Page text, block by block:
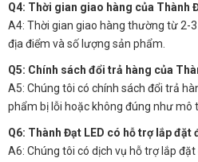
Q4: Thời gian giao hàng của Thành
A4: Thời gian giao hàng thường từ 2-
địa điểm và số lượng sản phẩm.
Q5: Chính sách đổi trả hàng của
A5: Chúng tôi có chính sách đổi trả
phẩm bị lỗi hoặc không đúng như mô
Q6: Thành Đạt LED có hỗ trợ lắp đặt
A6: Chúng tôi có dịch vụ hỗ trợ lắp